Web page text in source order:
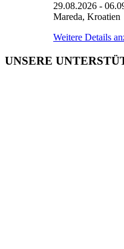
29.08.2026 -
Mareda, Kroatien
Weitere Details
UNSERE